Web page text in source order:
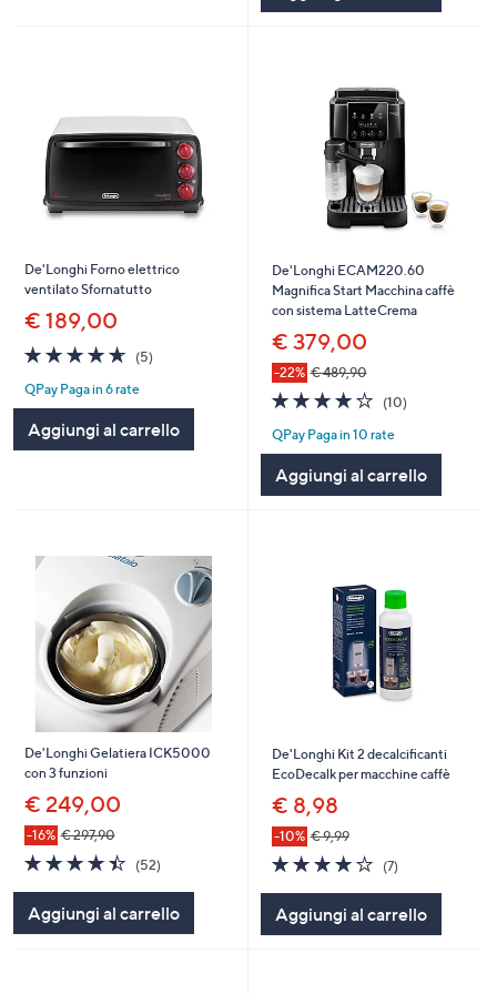
De'Longhi Forno elettrico
ventilato Sfornatutto
€ 189,00
4.6
of
5
Stars
(5)5
QPay Paga in 6 rate
Aggiungi al carrello
De'Longhi ECAM220.60
Magnifica Start Macchina caffè
con sistema LatteCrema
€ 379,00
-22% € 489,90
4.2
of
5
Stars
(10)10
QPay Paga in 10 rate
Aggiungi al carrello
De'Longhi Gelatiera ICK5000
con 3 funzioni
€ 249,00
-16% € 297,90
4.4
of
Stars
(52)52
Aggiungi al carrello
De'Longhi Kit 2 decalcificanti
EcoDecalk per macchine caffè
€ 8,98
-10% € 9,99
4.0
of
Stars
(7)7
Aggiungi al carrello